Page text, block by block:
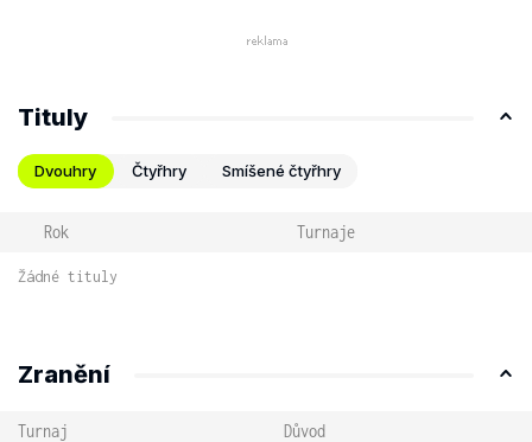
Tituly
Dvouhry Čtyřhry Smíšené čtyřhry
Rok Turnaje
Žádné tituly
Zranění
Turnaj
Důvod